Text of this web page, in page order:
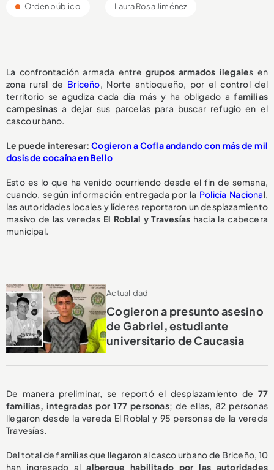
Orden público Laura Rosa Jiménez
La confrontación armada entre grupos armados ilegales en
zona rural de Briceño, Norte antioqueño, por el control del
territorio se agudiza cada día más y ha obligado afamilias
campesinas a dejar sus parcelas para buscar refugio en el
casco urbano.
Le puede interesar:Cogieron a Cofla andando con más de mil
dosis de cocaína en Bello
Esto es lo que ha venido ocurriendo desde el fin de semana,
cuando, según información entregada por la Policía Nacional,
las autoridades locales y líderes reportaron un desplazamiento
masivo de las veredas El Roblal y Travesías hacia la cabecera
municipal.
Actualidad
Cogieron a presunto asesino
de Gabriel, estudiante
universitario de Caucasia
De manera preliminar, se reportó el desplazamiento de 77
familias, integradas por 177 personas; de ellas, 82 personas
llegaron desde la vereda El Roblal y 95 personas de la vereda
Travesías.
Del total de familias que llegaron al casco urbano de Briceño, 10
han ingresado alalbergue habilitado por las autoridades